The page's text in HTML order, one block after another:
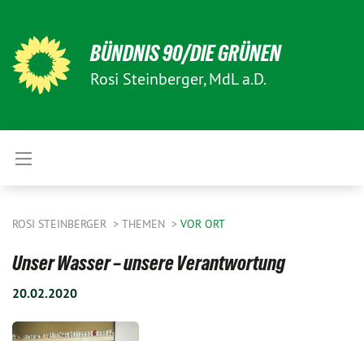
BÜNDNIS 90/DIE GRÜNEN
Rosi Steinberger, MdL a.D.
ROSI STEINBERGER THEMEN VOR ORT
Unser Wasser – unsere Verantwortung
20.02.2020